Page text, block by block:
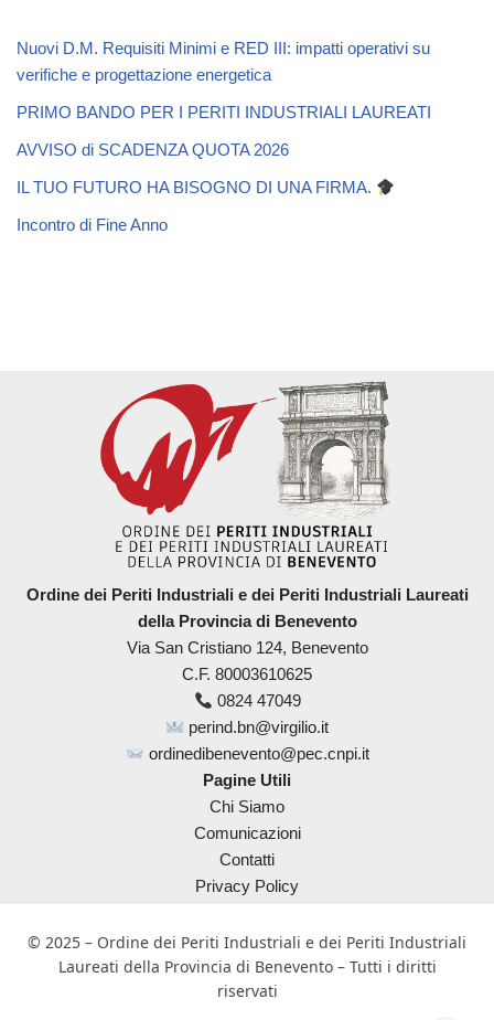
Nuovi D.M. Requisiti Minimi e RED III: impatti operativi su
verifiche e progettazione energetica
PRIMO BANDO PER I PERITI INDUSTRIALI LAUREATI
AVVISO di SCADENZA QUOTA 2026
IL TUO FUTURO HA BISOGNO DI UNA FIRMA.
Incontro di Fine Anno
Ordine dei Periti Industriali e dei Periti Industriali Laureati
della Provincia di Benevento
Via San Cristiano 124, Benevento
C.F. 80003610625
0824 47049
perind.bn@virgilio.it
ordinedibenevento@pec.cnpi.it
Pagine Utili
Chi Siamo
Comunicazioni
Contatti
Privacy Policy
© 2025 – Ordine dei Periti Industriali e dei Periti Industriali
Laureati della Provincia di Benevento – Tutti i diritti
riservati